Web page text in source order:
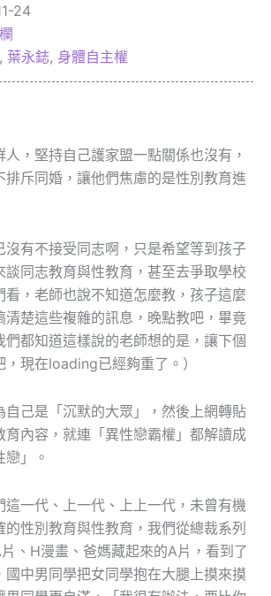
24
, 葉永鋕, 身體自主權
，堅持自己護家盟一點關係也沒有，
排斥同婚，讓他們焦慮的是性別教育進
沒有不接受同志啊，只是希望等到孩子
談同志教育與性教育，甚至去爭取學校
看，老師也說不知道怎麼教，孩子這麼
清楚這些複雜的訊息，晚點教吧，畢竟
們都知道這樣說的老師想的是，讓下個
現在loading已經夠重了。）
自己是「沉默的大眾」，然後上網轉貼
育內容，就連「異性戀霸權」都解讀成
戀」。
這一代、上一代、上上一代，未曾有機
的性別教育與性教育，我們從總裁系列
、H漫畫、爸媽藏起來的A片，看到了
國中男同學把女同學抱在大腿上摸來摸